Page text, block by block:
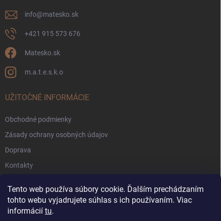
Tento web používa súbory cookie. Ďalším prechádzaním
tohto webu vyjadrujete súhlas s ich používaním. Viac
informácií tu.
info@matesko.sk
+421 915 573 676
Matesko.sk
m.a.t.e.s.k.o
UŽITOČNÉ INFORMÁCIE
Obchodné podmienky
Zásady ochrany osobných údajov
Doprava
Kontakty
Pravidlá súťaží Facebook
Blog